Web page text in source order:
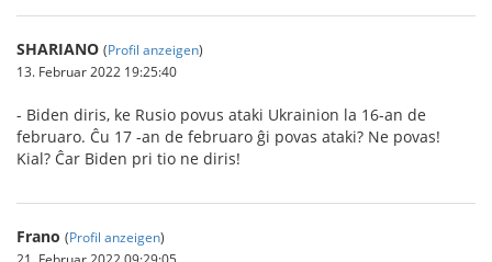
SHARIANO (Profil anzeigen)
13. Februar 2022 19:25:40
- Biden diris, ke Rusio povus ataki Ukrainion la 16-an de
februaro. Ĉu 17 -an de februaro ĝi povas ataki? Ne povas!
Kial? Ĉar Biden pri tio ne diris!
Frano (Profil anzeigen)